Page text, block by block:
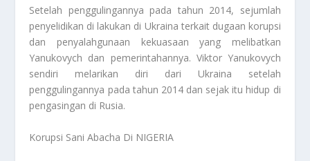
Setelah penggulingannya pada tahun 2014, sejumlah
penyelidikan di lakukan di Ukraina terkait dugaan korupsi
dan penyalahgunaan kekuasaan yang melibatkan
Yanukovych dan pemerintahannya. Viktor Yanukovych
sendiri melarikan diri dari Ukraina setelah
penggulingannya pada tahun 2014 dan sejak itu hidup di
pengasingan di Rusia.
Korupsi Sani Abacha Di NIGERIA